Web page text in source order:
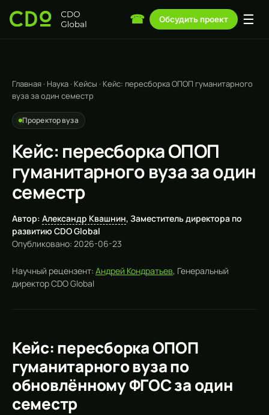
☎ Обсудить проект ☰
Главная · Наука · Кейсы · Кейс: пересборка ОПОП гуманитарного
вуза за один семестр
Проректор вуза
Кейс: пересборка ОПОП
гуманитарного вуза за один
семестр
Автор: Александр Квашнин, Заместитель директора по
развитию CDO Global
Опубликовано: 2026-06-23
Научный рецензент: Андрей Кондратьев, Генеральный
директор CDO Global
Кейс: пересборка ОПОП
гуманитарного вуза по
обновлённому ФГОС за один
семестр